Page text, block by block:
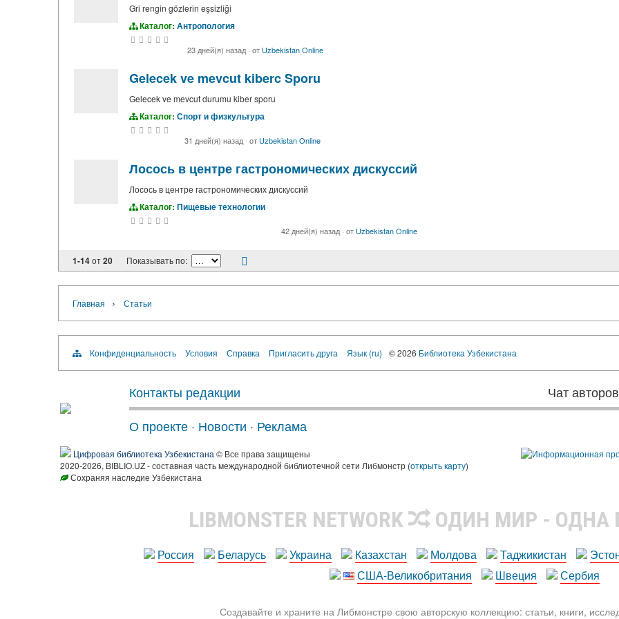
Gri rengin gözlerin eşsizliği
Каталог: Антропология
23 дней(я) назад · от Uzbekistan Online
Gelecek ve mevcut kiberc Sporu
Gelecek ve mevcut durumu kiber sporu
Каталог: Спорт и физкультура
31 дней(я) назад · от Uzbekistan Online
Лосось в центре гастрономических дискуссий
Лосось в центре гастрономических дискуссий
Каталог: Пищевые технологии
42 дней(я) назад · от Uzbekistan Online
1-14от20 Показывать по:
Главная › Статьи
Конфиденциальность Условия Справка Пригласить друга Язык (ru) © 2026 Библиотека Узбекистана
Контакты редакции
Чат
О проекте · Новости · Реклама
Цифровая библиотека Узбекистана © Все права защищены
2020-2026, BIBLIO.UZ - составная часть международной библиотечной сети Либмонстр (открыть карту)
Сохраняя наследие Узбекистана
LIBMONSTER NETWORK ОДИН МИР - ОДНА
Россия Беларусь Украина Казахстан Молдова Таджикистан
США-Великобритания
Швеция Сербия
Создавайте и храните на Либмонстре свою авторскую коллекцию: статьи, книги,